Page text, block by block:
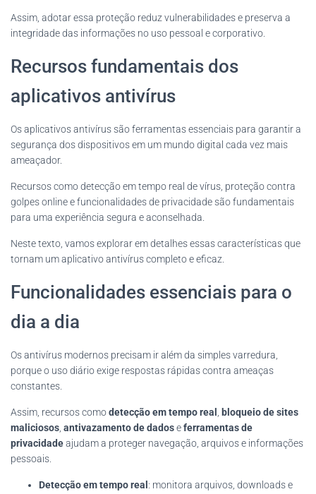
Assim, adotar essa proteção reduz vulnerabilidades e preserva a
integridade das informações no uso pessoal e corporativo.
Recursos fundamentais dos
aplicativos antivírus
Os aplicativos antivírus são ferramentas essenciais para garantir a
segurança dos dispositivos em um mundo digital cada vez mais
ameaçador.
Recursos como detecção em tempo real de vírus, proteção contra
golpes online e funcionalidades de privacidade são fundamentais
para uma experiência segura e aconselhada.
Neste texto, vamos explorar em detalhes essas características que
tornam um aplicativo antivírus completo e eficaz.
Funcionalidades essenciais para o
dia a dia
Os antivírus modernos precisam ir além da simples varredura,
porque o uso diário exige respostas rápidas contra ameaças
constantes.
Assim, recursos comodetecção em tempo real
bloqueio de sites
maliciosos antivazamento de dadoseferramentas de
privacidadeajudam a proteger navegação, arquivos e informações
pessoais.
Detecção em tempo real : monitora arquivos, downloads e